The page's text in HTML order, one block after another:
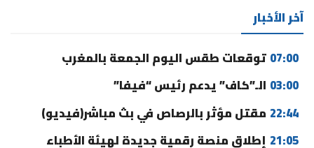
آخر الأخبار
07:00 توقعات طقس اليوم الجمعة بالمغرب
03:00 الـ”كاف” يدعم رئيس “فيفا”
22:44 مقتل مؤثر بالرصاص في بث مباشر(فيديو)
21:05 إطلاق منصة رقمية جديدة لهيئة الأطباء